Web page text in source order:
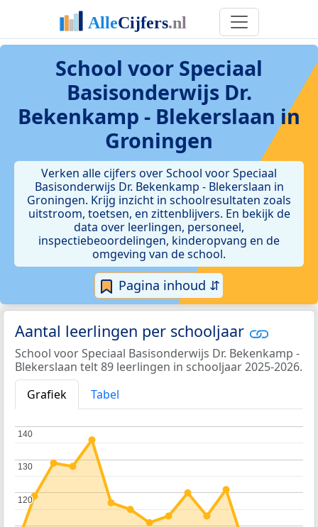
School voor Speciaal
Basisonderwijs Dr.
Bekenkamp - Blekerslaan in
Groningen
Verken alle cijfers over School voor Speciaal
Basisonderwijs Dr. Bekenkamp - Blekerslaan in
Groningen. Krijg inzicht in schoolresultaten zoals
uitstroom, toetsen, en zittenblijvers. En bekijk de
data over leerlingen, personeel,
inspectiebeoordelingen, kinderopvang en de
omgeving van de school.
Pagina inhoud ⇵
Aantal leerlingen per schooljaar
School voor Speciaal Basisonderwijs Dr. Bekenkamp -
Blekerslaan telt 89 leerlingen in schooljaar 2025-2026.
Grafiek
Tabel
120
120
130
130
140
140